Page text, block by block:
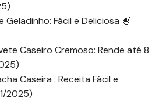
Geladinho: Fácil e Deliciosa 🍧
Caseiro Cremoso: Rende até 8
Caseira : Receita Fácil e
2025)